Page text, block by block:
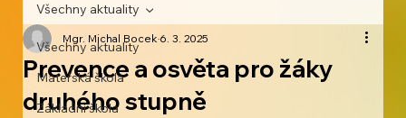
Všechny aktuality
Mateřská škola
Základní škola
Všechny aktuality
Prevence a osvěta pro žáky
druhého stupně
Mgr. Michal Bocek6. 3. 2025